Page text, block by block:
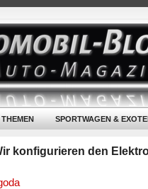
THEMEN SPORTWAGEN &
konfigurieren den